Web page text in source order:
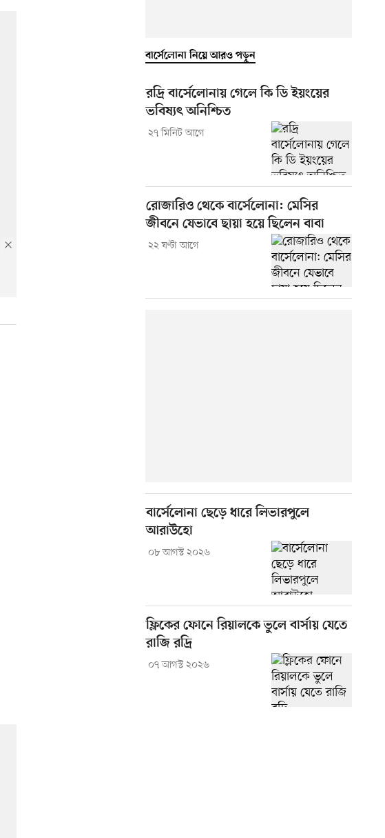
বার্সেলোনা নিয়ে আরও পড়ুন
রদ্রি বার্সেলোনায় গেলে কি ডি ইয়ংয়ের
ভবিষ্যৎ অনিশ্চিত
২৭ মিনিট আগে
রোজারিও থেকে বার্সেলোনা: মেসির
জীবনে যেভাবে ছায়া হয়ে ছিলেন বাবা
২২ ঘণ্টা আগে
বার্সেলোনা ছেড়ে ধারে লিভারপুলে
আরাউহো
০৮ আগস্ট ২০২৬
ফ্লিকের ফোনে রিয়ালকে ভুলে বার্সায় যেতে
রাজি রদ্রি
০৭ আগস্ট ২০২৬